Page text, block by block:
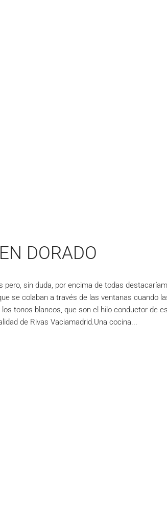
DORADO
sin duda, por encima de todas
se colaban a través de las ventanas cuando
tonos blancos, que son el hilo conductor de
de Rivas Vaciamadrid.Una cocina